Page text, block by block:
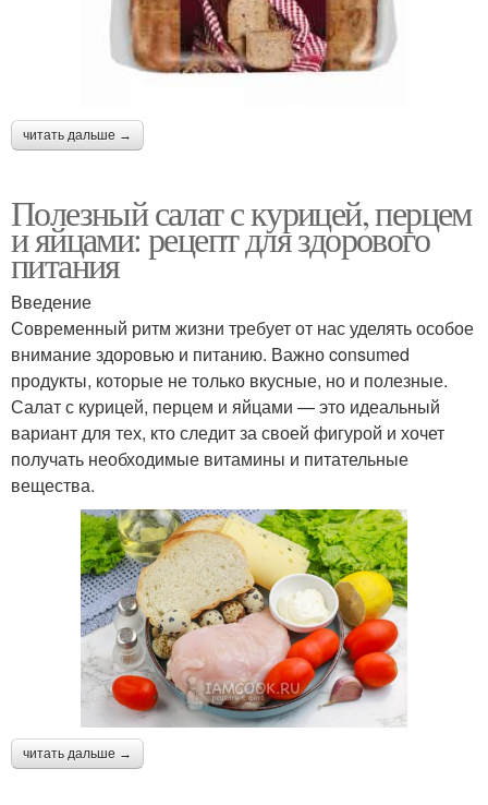
читать дальше →
Полезный салат с курицей, перцем
и яйцами: рецепт для здорового
питания
Введение
Современный ритм жизни требует от нас уделять особое
внимание здоровью и питанию. Важно consumed
продукты, которые не только вкусные, но и полезные.
Салат с курицей, перцем и яйцами — это идеальный
вариант для тех, кто следит за своей фигурой и хочет
получать необходимые витамины и питательные
вещества.
читать дальше →